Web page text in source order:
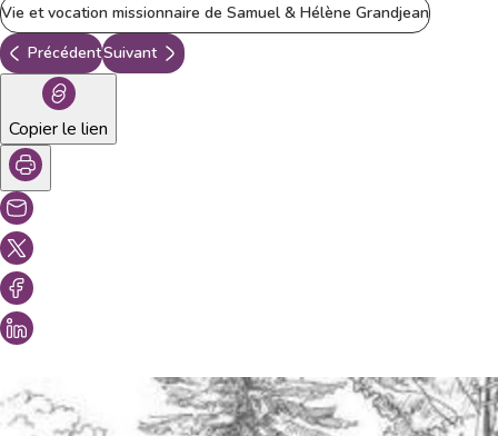
Vie et vocation missionnaire de Samuel & Hélène Grandjean
PrécédentSuivant
Copier le lien